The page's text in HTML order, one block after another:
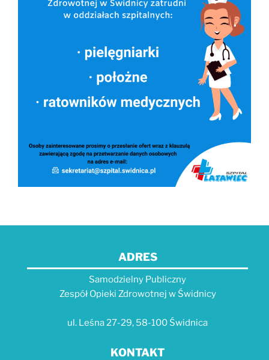
ADRES
Samodzielny Publiczny
Zespół Opieki Zdrowotnej w Świdnicy
ul. Leśna 27-29, 58-100 Świdnica
KONTAKT